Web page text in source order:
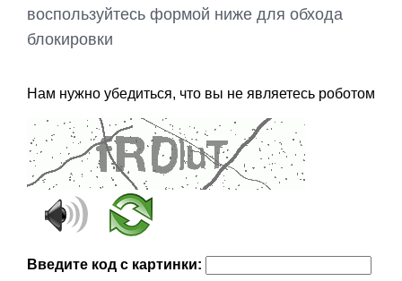
воспользуйтесь формой ниже для обхода
блокировки
Нам нужно убедиться, что вы не являетесь роботом
Введите код с картинки: